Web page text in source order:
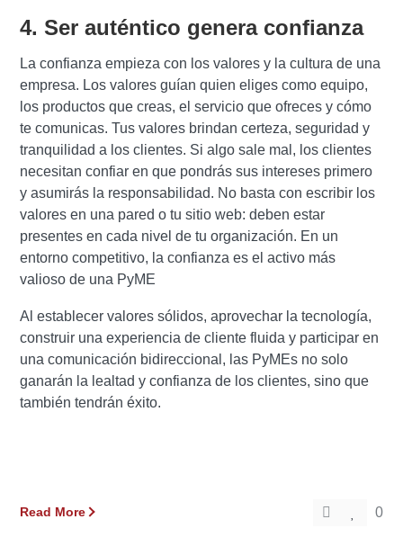
4. Ser auténtico genera confianza
La confianza empieza con los valores y la cultura de una
empresa. Los valores guían quien eliges como equipo,
los productos que creas, el servicio que ofreces y cómo
te comunicas. Tus valores brindan certeza, seguridad y
tranquilidad a los clientes. Si algo sale mal, los clientes
necesitan confiar en que pondrás sus intereses primero
y asumirás la responsabilidad. No basta con escribir los
valores en una pared o tu sitio web: deben estar
presentes en cada nivel de tu organización. En un
entorno competitivo, la confianza es el activo más
valioso de una PyME
Al establecer valores sólidos, aprovechar la tecnología,
construir una experiencia de cliente fluida y participar en
una comunicación bidireccional, las PyMEs no solo
ganarán la lealtad y confianza de los clientes, sino que
también tendrán éxito.
Read More 0